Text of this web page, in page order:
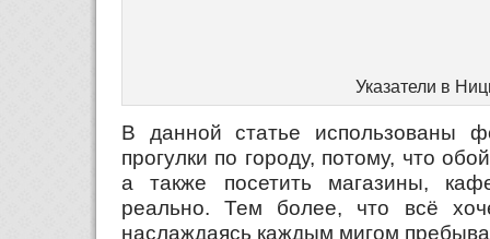
Указатели в
В данной статье использованы
прогулки по городу, потому, что
а также посетить магазины,
реально. Тем более, что всё
наслаждаясь каждым мигом